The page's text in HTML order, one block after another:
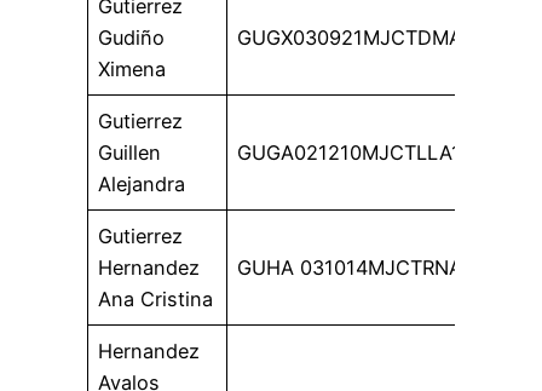
Gutierrez
Gudiño
Ximena
GUGX030921MJCTDMA3
Gutierrez
Guillen
Alejandra
GUGA021210MJCTLLA1
Gutierrez
Hernandez
Ana Cristina
GUHA 031014MJCTRNA4
Hernandez
Avalos